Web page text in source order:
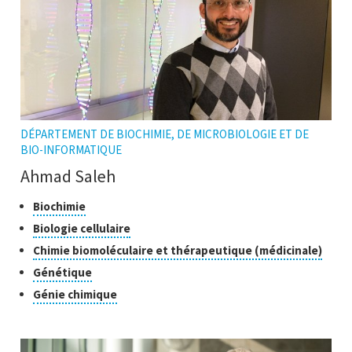
DÉPARTEMENT DE BIOCHIMIE, DE MICROBIOLOGIE ET DE
BIO-INFORMATIQUE
Ahmad Saleh
Classes
de
recherche
BiochimieCliquer
pour
ouvrir
l'infobulle
Biologie cellulaireCliquer
pour
ouvrir
Chimie biomoléculaire et thérapeutique (médicinale)
pour
GénétiqueCliquer
pour
ouvrir
Génie chimiqueCliquer
pour
l'infobulle